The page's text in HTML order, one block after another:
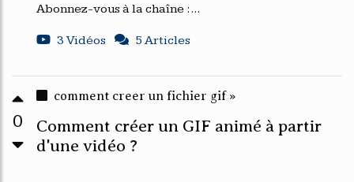
Abonnez-vous à la chaîne :...
3 Vidéos 5 Articles
0
comment creer un fichier gif »
Comment créer un GIF animé à partir
d'une vidéo ?